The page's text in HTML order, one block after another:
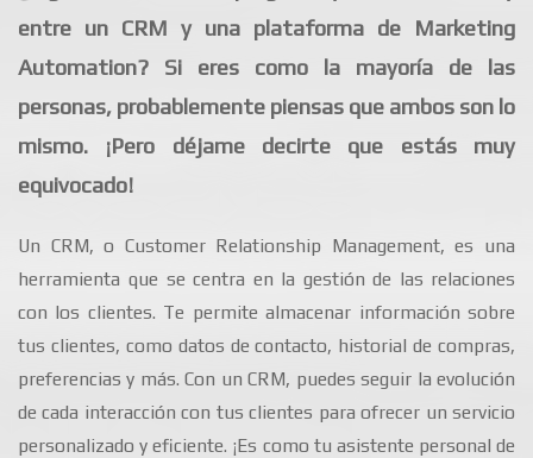
entre un CRM y una plataforma de Marketing
Automation? Si eres como la mayoría de las
personas, probablemente piensas que ambos son lo
mismo. ¡Pero déjame decirte que estás muy
equivocado!
Un CRM, o Customer Relationship Management, es una
herramienta que se centra en la gestión de las relaciones
con los clientes. Te permite almacenar información sobre
tus clientes, como datos de contacto, historial de compras,
preferencias y más. Con un CRM, puedes seguir la evolución
de cada interacción con tus clientes para ofrecer un servicio
personalizado y eficiente. ¡Es como tu asistente personal de